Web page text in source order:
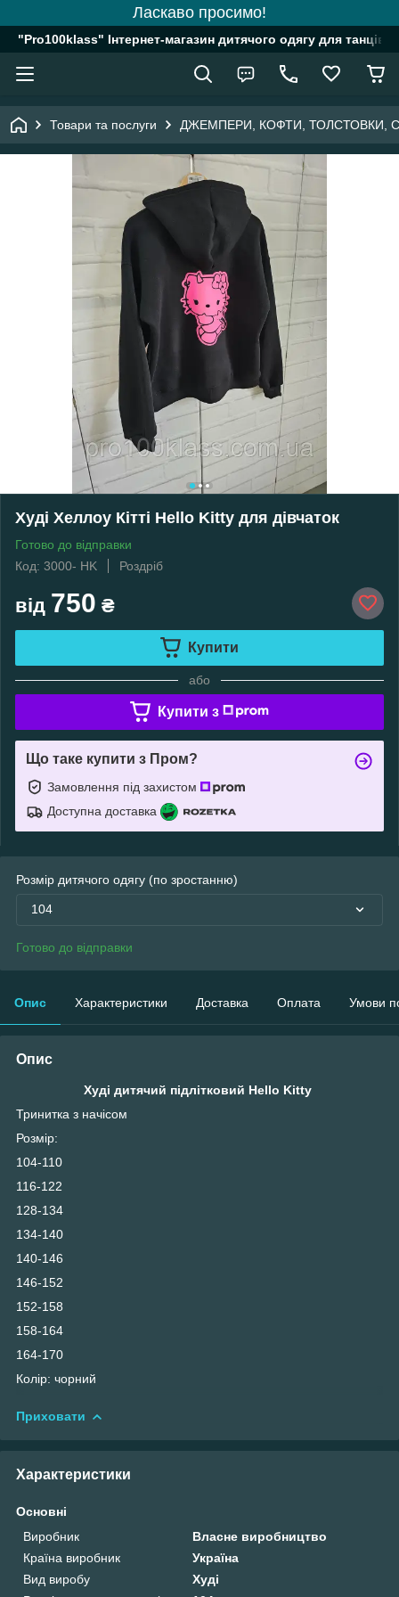
Ласкаво просимо!
"Pro100klass" Інтернет-магазин дитячого одягу для танців,
Товари та послуги ДЖЕМПЕРИ, КОФТИ, ТОЛСТОВКИ,
Худі Хеллоу Кітті Hello Kitty для дівчаток
Готово до відправки
Код: 3000- HK
Роздріб
від 750 ₴
Купити
або
Купити з
Що таке купити з Пром?
Замовлення під захистом
Доступна доставка
Розмір дитячого одягу (по зростанню)
104
Готово до відправки
Опис Характеристики Доставка Оплата Умови
Опис
Худі дитячий підлітковий Hello Kitty
Тринитка з начісом
Розмір:
104-110
116-122
128-134
134-140
140-146
146-152
152-158
158-164
164-170
Колір: чорний
Приховати
Характеристики
Основні
Виробник
Власне виробництво
Країна виробник
Україна
Вид виробу
Худі